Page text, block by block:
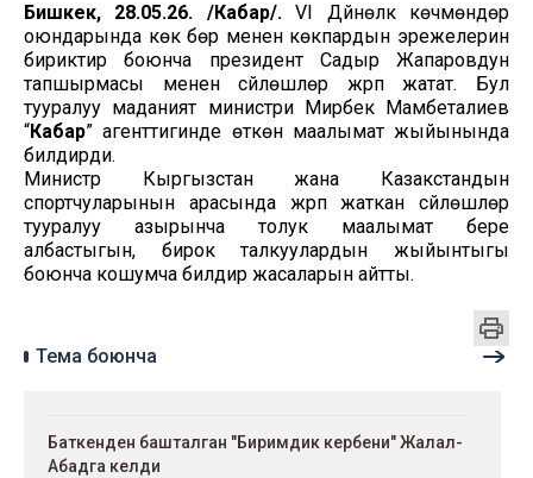
Бишкек, 28.05.26. /Кабар/.VI Дүйнөлүк көчмөндөр
оюндарында көк бөрү менен көкпардын эрежелерин
бириктирүү боюнча президент Садыр Жапаровдун
тапшырмасы менен сүйлөшүүлөр жүрүп жатат. Бул
тууралуу маданият министри Мирбек Мамбеталиев
“Кабар” агенттигинде өткөн маалымат жыйынында
билдирди.
Министр Кыргызстан жана Казакстандын
спортчуларынын арасында жүрүп жаткан сүйлөшүүлөр
тууралуу азырынча толук маалымат бере
албастыгын, бирок талкуулардын жыйынтыгы
боюнча кошумча билдирүү жасаларын айтты.
Тема боюнча
Баткенден башталган "Биримдик кербени" Жалал-
Абадга келди